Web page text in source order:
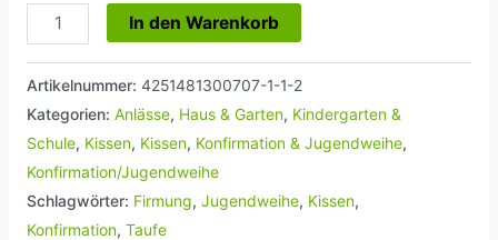
In den Warenkorb
Artikelnummer: 4251481300707-1-1-2
Kategorien: Anlässe, Haus & Garten, Kindergarten &
Schule, Kissen, Kissen, Konfirmation & Jugendweihe,
Konfirmation/Jugendweihe
Schlagwörter: Firmung, Jugendweihe, Kissen,
Konfirmation, Taufe